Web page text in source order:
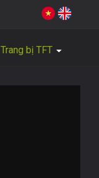
Trang bị TFT